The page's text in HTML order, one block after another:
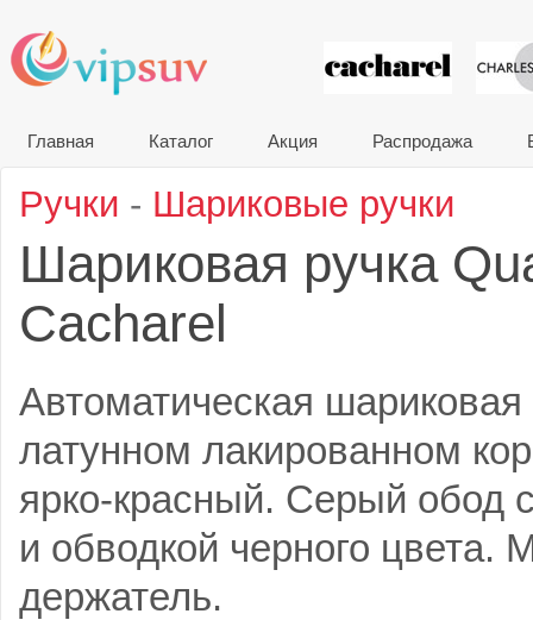
VIP
Главная Каталог Акция Распродажа
Ручки - Шариковые ручки
Шариковая ручка
Cacharel
Автоматическая
латунном лакированном
ярко-красный. Серый обод
и обводкой черного цвета.
держатель.